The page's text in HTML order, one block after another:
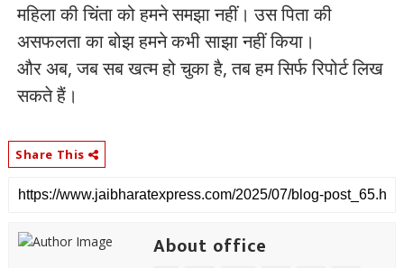
महिला की चिंता को हमने समझा नहीं। उस पिता की
असफलता का बोझ हमने कभी साझा नहीं किया।
और अब, जब सब खत्म हो चुका है, तब हम सिर्फ रिपोर्ट लिख
सकते हैं।
Share This
About office